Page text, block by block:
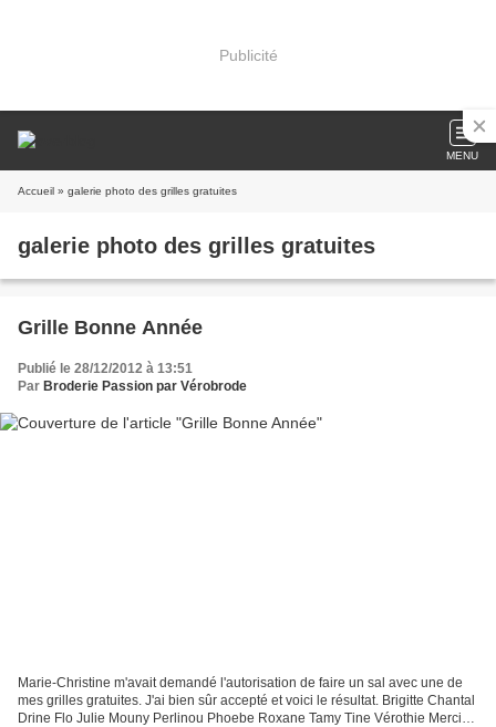
Publicité
MENU
Accueil » galerie photo des grilles gratuites
galerie photo des grilles gratuites
Grille Bonne Année
Publié le 28/12/2012 à 13:51
Par Broderie Passion par Vérobrode
Marie-Christine m'avait demandé l'autorisation de faire un sal avec une de
mes grilles gratuites. J'ai bien sûr accepté et voici le résultat. Brigitte Chantal
Drine Flo Julie Mouny Perlinou Phoebe Roxane Tamy Tine Vérothie Merci